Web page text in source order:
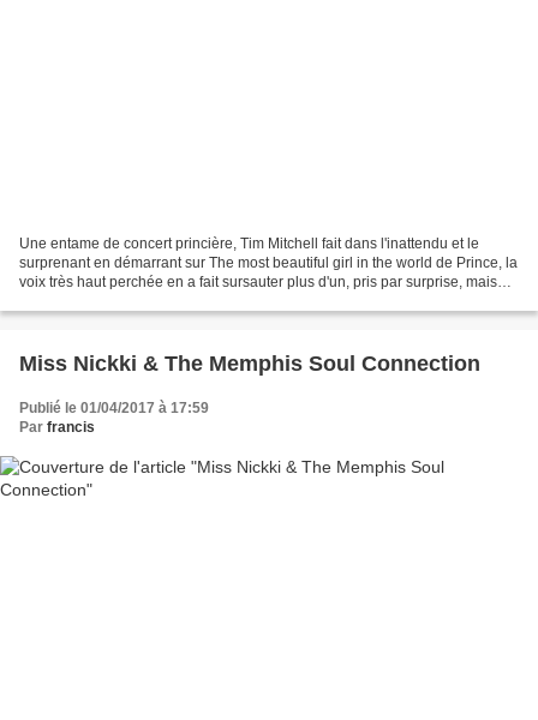
Une entame de concert princière, Tim Mitchell fait dans l'inattendu et le
surprenant en démarrant sur The most beautiful girl in the world de Prince, la
voix très haut perchée en a fait sursauter plus d'un, pris par surprise, mais
Miss Nickki & The Memphis Soul Connection
Publié le 01/04/2017 à 17:59
Par francis